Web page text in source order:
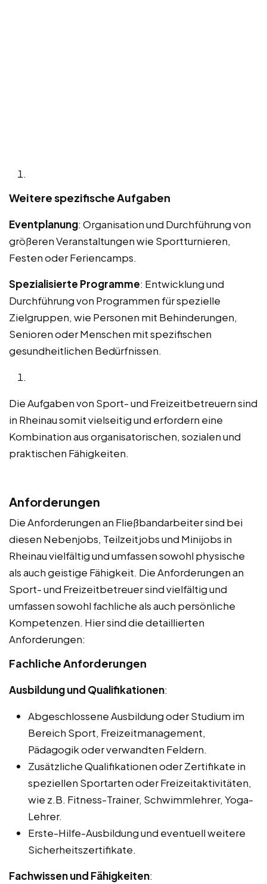
Weitere spezifische Aufgaben
Eventplanung: Organisation und Durchführung von
größeren Veranstaltungen wie Sportturnieren,
Festen oder Feriencamps.
Spezialisierte Programme: Entwicklung und
Durchführung von Programmen für spezielle
Zielgruppen, wie Personen mit Behinderungen,
Senioren oder Menschen mit spezifischen
gesundheitlichen Bedürfnissen.
Die Aufgaben von Sport- und Freizeitbetreuern sind
in Rheinau somit vielseitig und erfordern eine
Kombination aus organisatorischen, sozialen und
praktischen Fähigkeiten.
Anforderungen
Die Anforderungen an Fließbandarbeiter sind bei
diesen Nebenjobs, Teilzeitjobs und Minijobs in
Rheinau vielfältig und umfassen sowohl physische
als auch geistige Fähigkeit. Die Anforderungen an
Sport- und Freizeitbetreuer sind vielfältig und
umfassen sowohl fachliche als auch persönliche
Kompetenzen. Hier sind die detaillierten
Anforderungen:
Fachliche Anforderungen
Ausbildung und Qualifikationen:
Abgeschlossene Ausbildung oder Studium im
Bereich Sport, Freizeitmanagement,
Pädagogik oder verwandten Feldern.
Zusätzliche Qualifikationen oder Zertifikate in
speziellen Sportarten oder Freizeitaktivitäten,
wie z.B. Fitness-Trainer, Schwimmlehrer, Yoga-
Lehrer.
Erste-Hilfe-Ausbildung und eventuell weitere
Sicherheitszertifikate.
Fachwissen und Fähigkeiten: